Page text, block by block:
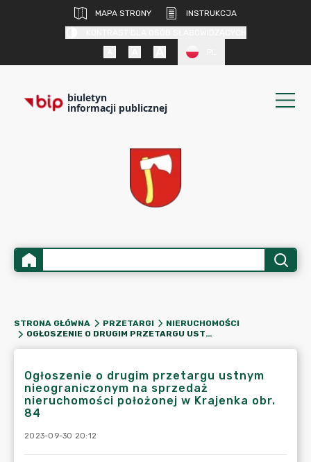
MAPA STRONY
INSTRUKCJA
biuletyn
informacji publicznej
STRONA GŁÓWNA PRZETARGI
NIERUCHOMOŚCI
OGŁOSZENIE O DRUGIM PRZETARGU USTNYM NIEOGRANICZONYM NA SPRZEDAŻ NIERUCHOMOŚCI POŁOŻONEJ W KRAJENKA OBR. 84
Ogłoszenie o drugim przetargu ustnym
nieograniczonym na sprzedaż
nieruchomości położonej w Krajenka obr.
84
2023-09-30 20:12